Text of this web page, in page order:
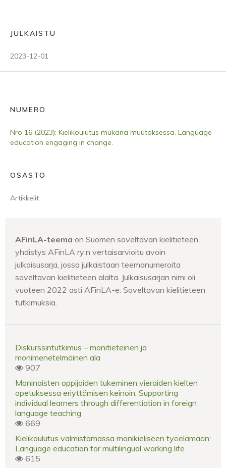
JULKAISTU
2023-12-01
NUMERO
Nro 16 (2023): Kielikoulutus mukana muutoksessa. Language
education engaging in change.
OSASTO
Artikkelit
AFinLA-teema on Suomen soveltavan kielitieteen
yhdistys AFinLA ry:n vertaisarvioitu avoin
julkaisusarja, jossa julkaistaan teemanumeroita
soveltavan kielitieteen alalta. Julkaisusarjan nimi oli
vuoteen 2022 asti AFinLA-e: Soveltavan kielitieteen
tutkimuksia.
Diskurssintutkimus – monitieteinen ja
monimenetelmäinen ala
907
Moninaisten oppijoiden tukeminen vieraiden kielten
opetuksessa eriyttämisen keinoin: Supporting
individual learners through differentiation in foreign
language teaching
669
Kielikoulutus valmistamassa monikieliseen työelämään:
Language education for multilingual working life
615